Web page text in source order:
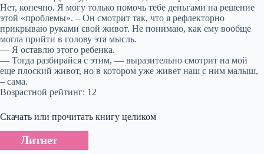
Нет, конечно. Я могу только помочь тебе деньгами на решение
этой «проблемы». – Он смотрит так, что я рефлекторно
прикрываю руками свой живот. Не понимаю, как ему вообще
могла прийти в голову эта мысль.
— Я оставлю этого ребенка.
— Тогда разбирайся с этим, — выразительно смотрит на мой
еще плоский живот, но в котором уже живет наш с ним малыш,
– сама.
Возрастной рейтинг: 12
Скачать или прочитать книгу целиком
Литнет